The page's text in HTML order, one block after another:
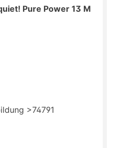
Pure Power 13 M